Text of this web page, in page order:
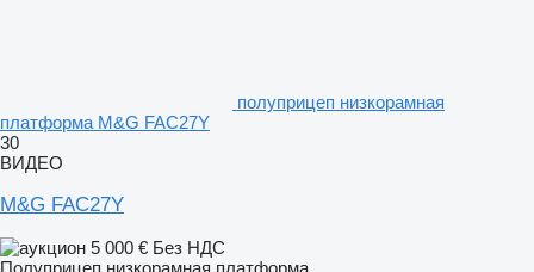
полуприцеп низкорамная
платформа M&G FAC27Y
30
ВИДЕО
M&G FAC27Y
5 000 € Без НДС
Полуприцеп низкорамная платформа